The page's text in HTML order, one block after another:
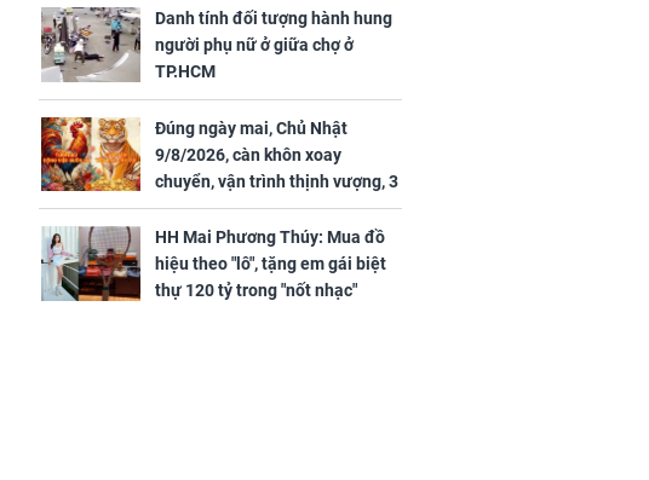
Hoa, vận trình khai sáng
Danh tính đối tượng hành hung
người phụ nữ ở giữa chợ ở
TP.HCM
Đúng ngày mai, Chủ Nhật
9/8/2026, càn khôn xoay
chuyển, vận trình thịnh vượng, 3
con giáp nhận phúc khí nhà trời,
tình tiền đỏ như son, vận may
hanh thông
HH Mai Phương Thúy: Mua đồ
hiệu theo "lô", tặng em gái biệt
thự 120 tỷ trong "nốt nhạc"